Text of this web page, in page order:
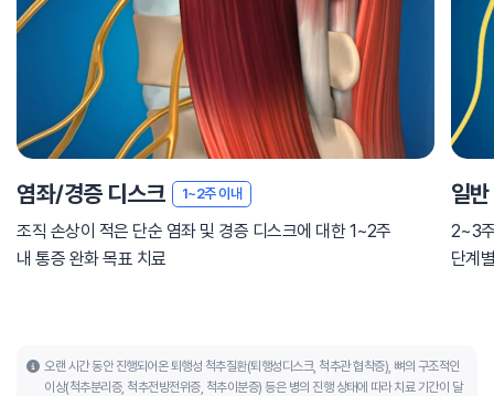
염좌/경증 디스크 1~2주 이내
조직 손상이 적은 단순 염좌 및 경증 디스크에 대한 1~2주
내 통증 완화 목표 치료
일
2~3
단계
오랜 시간 동안 진행되어온 퇴행성 척추질환(퇴행성디스크, 척추관 협착증), 뼈의 구조적인
이상(척추분리증, 척추전방전위증, 척추이분증) 등은 병의 진행 상태에 따라 치료 기간이 달